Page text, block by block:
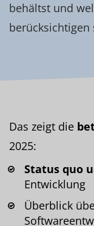
behältst und
berücksichtigen
Das zeigt die
2025:
Status quo
Entwicklung
Überblick